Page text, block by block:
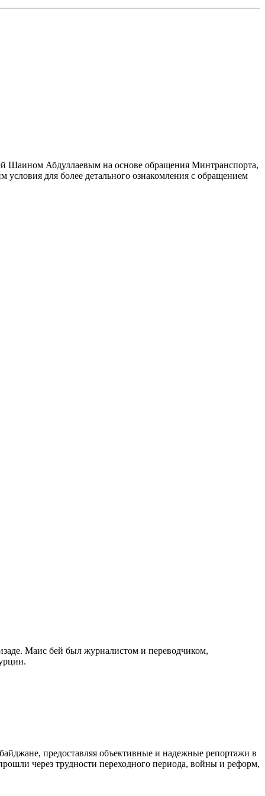
Шаином Абдуллаевым на основе обращения Минтранспорта,
для более детального ознакомления с обращением
Маис бей был журналистом и переводчиком,
предоставляя объективные и надежные репортажи в
через трудности переходного периода, войны и реформ,